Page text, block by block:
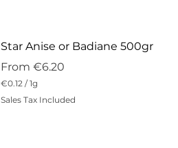
Star Anise or Badiane 500gr
From €6.20
Sale Price
€0.12 /1g
€
0
Sales Tax Included